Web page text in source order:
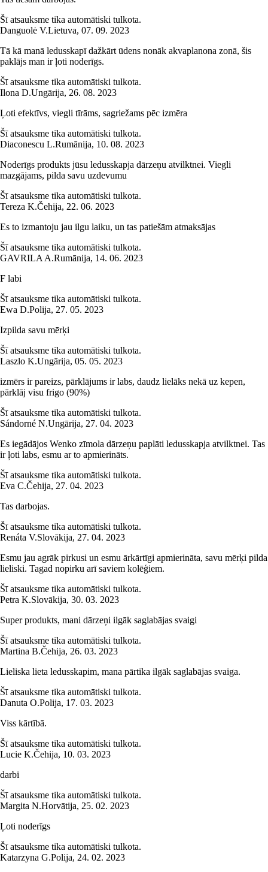
Šī atsauksme tika automātiski tulkota.
Danguolė V.Lietuva, 07. 09. 2023
Tā kā manā ledusskapī dažkārt ūdens nonāk akvaplanona zonā, šis
paklājs man ir ļoti noderīgs.
Šī atsauksme tika automātiski tulkota.
Ilona D.Ungārija, 26. 08. 2023
Ļoti efektīvs, viegli tīrāms, sagriežams pēc izmēra
Šī atsauksme tika automātiski tulkota.
Diaconescu L.Rumānija, 10. 08. 2023
Noderīgs produkts jūsu ledusskapja dārzeņu atvilktnei. Viegli
mazgājams, pilda savu uzdevumu
Šī atsauksme tika automātiski tulkota.
Tereza K.Čehija, 22. 06. 2023
Es to izmantoju jau ilgu laiku, un tas patiešām atmaksājas
Šī atsauksme tika automātiski tulkota.
GAVRILA A.Rumānija, 14. 06. 2023
F labi
Šī atsauksme tika automātiski tulkota.
Ewa D.Polija, 27. 05. 2023
Izpilda savu mērķi
Šī atsauksme tika automātiski tulkota.
Laszlo K.Ungārija, 05. 05. 2023
izmērs ir pareizs, pārklājums ir labs, daudz lielāks nekā uz kepen,
pārklāj visu frigo (90%)
Šī atsauksme tika automātiski tulkota.
Sándorné N.Ungārija, 27. 04. 2023
Es iegādājos Wenko zīmola dārzeņu paplāti ledusskapja atvilktnei. Tas
ir ļoti labs, esmu ar to apmierināts.
Šī atsauksme tika automātiski tulkota.
Eva C.Čehija, 27. 04. 2023
Tas darbojas.
Šī atsauksme tika automātiski tulkota.
Renáta V.Slovākija, 27. 04. 2023
Esmu jau agrāk pirkusi un esmu ārkārtīgi apmierināta, savu mērķi pilda
lieliski. Tagad nopirku arī saviem kolēģiem.
Šī atsauksme tika automātiski tulkota.
Petra K.Slovākija, 30. 03. 2023
Super produkts, mani dārzeņi ilgāk saglabājas svaigi
Šī atsauksme tika automātiski tulkota.
Martina B.Čehija, 26. 03. 2023
Lieliska lieta ledusskapim, mana pārtika ilgāk saglabājas svaiga.
Šī atsauksme tika automātiski tulkota.
Danuta O.Polija, 17. 03. 2023
Viss kārtībā.
Šī atsauksme tika automātiski tulkota.
Lucie K.Čehija, 10. 03. 2023
darbi
Šī atsauksme tika automātiski tulkota.
Margita N.Horvātija, 25. 02. 2023
Ļoti noderīgs
Šī atsauksme tika automātiski tulkota.
Katarzyna G.Polija, 24. 02. 2023